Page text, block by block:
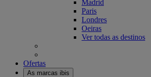
Madrid
Paris
Londres
Oeiras
Ver todas as destinos
Ofertas
As marcas ibis